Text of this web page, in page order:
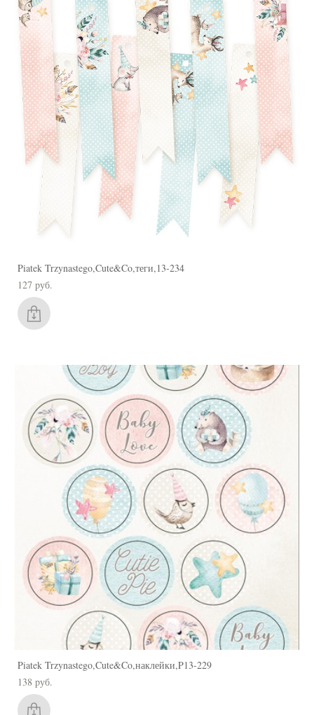
Piatek Trzynastego,Cute&Co,теги,13-234
127 pуб.
Piatek Trzynastego,Cute&Co,наклейки,P13-229
138 pуб.